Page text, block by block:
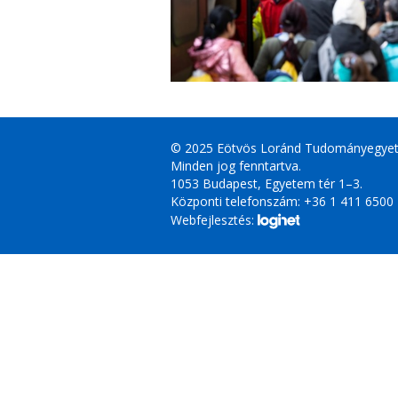
© 2025 Eötvös Loránd
Minden jog fenntartva.
1053 Budapest, Egyetem tér 1–3.
Központi telefonszám: +36 1 411 6500
Webfejlesztés: